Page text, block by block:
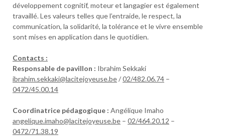
développement cognitif, moteur et langagier est également
travaillé. Les valeurs telles que l’entraide, le respect, la
communication, la solidarité, la tolérance et le vivre ensemble
sont mises en application dans le quotidien.
Contacts :
Responsable de pavillon : Ibrahim Sekkaki
ibrahim.sekkaki@lacitejoyeuse.be/02/482.06.74 –
0472/45.00.14
Coordinatrice pédagogique : Angélique Imaho
angelique.imaho@lacitejoyeuse.be – 02/464.20.12 –
0472/71.38.19